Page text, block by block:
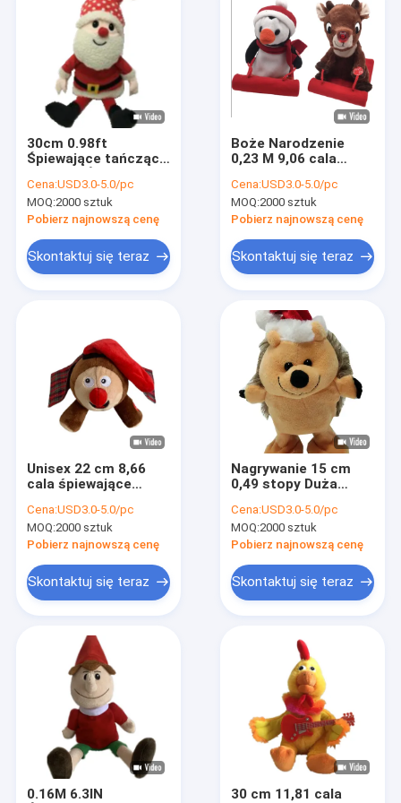
Produkty
O nas
Wycieczka po fabryce
Wszystkie przypadki
Świąteczne zabawki pluszowe
Nagrywanie pluszowej zabawki
Pluszowa zabawka wielkanocna
30cm 0.98ft
Śpiewające tańczące
pluszowa zabawka
BSCI
Cena:USD3.0-5.0/pc
MOQ:2000 sztuk
Pobierz najnowszą cenę
Skontaktuj się teraz
Boże Narodzenie
0,23 M 9,06 cala
zwierzę Śliczny
pingwin Wypchane
zwierzę Zabawka
Cena:USD3.0-5.0/pc
MOQ:2000 sztuk
Pobierz najnowszą cenę
Skontaktuj się teraz
Unisex 22 cm 8,66
cala śpiewające
nagrywaniem głosu
Cena:USD3.0-5.0/pc
MOQ:2000 sztuk
Pobierz najnowszą cenę
Skontaktuj się teraz
Nagrywanie 15 cm
0,49 stopy Duża
kształcie jeża
Wypchane zwierzę do
edukacji
Cena:USD3.0-5.0/pc
MOQ:2000 sztuk
Pobierz najnowszą cenę
Skontaktuj się teraz
0.16M 6.3IN
30 cm 11,81 cala